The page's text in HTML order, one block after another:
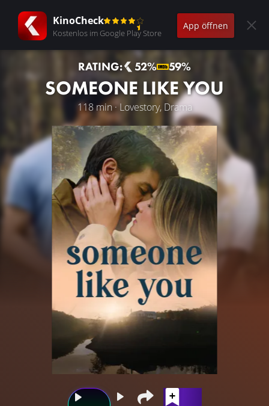
KinoCheck
Kostenlos im Google Play Store
App öffnen
RATING: 52% 59%
SOMEONE LIKE YOU
118 min · Lovestory, Drama